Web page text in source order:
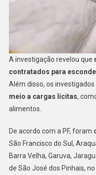
A investigação revelou que
contratados para
Além disso, os
meio a cargas lícitas,
alimentos.
De acordo com a PF, foram
São Francisco do Sul,
Barra Velha, Garuva,
de São José dos Pinhais,